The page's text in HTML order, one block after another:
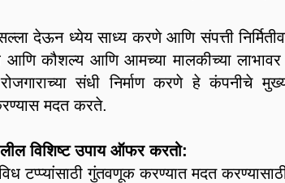
देऊन ध्येय साध्य करणे आणि संपत्ती
आणि कौशल्य आणि आमच्या मालकीच्या लाभावर
संधी निर्माण करणे हे कंपनीचे
मदत करते.
विशिष्ट उपाय ऑफर करतो:
टप्प्यांसाठी गुंतवणूक करण्यात मदत